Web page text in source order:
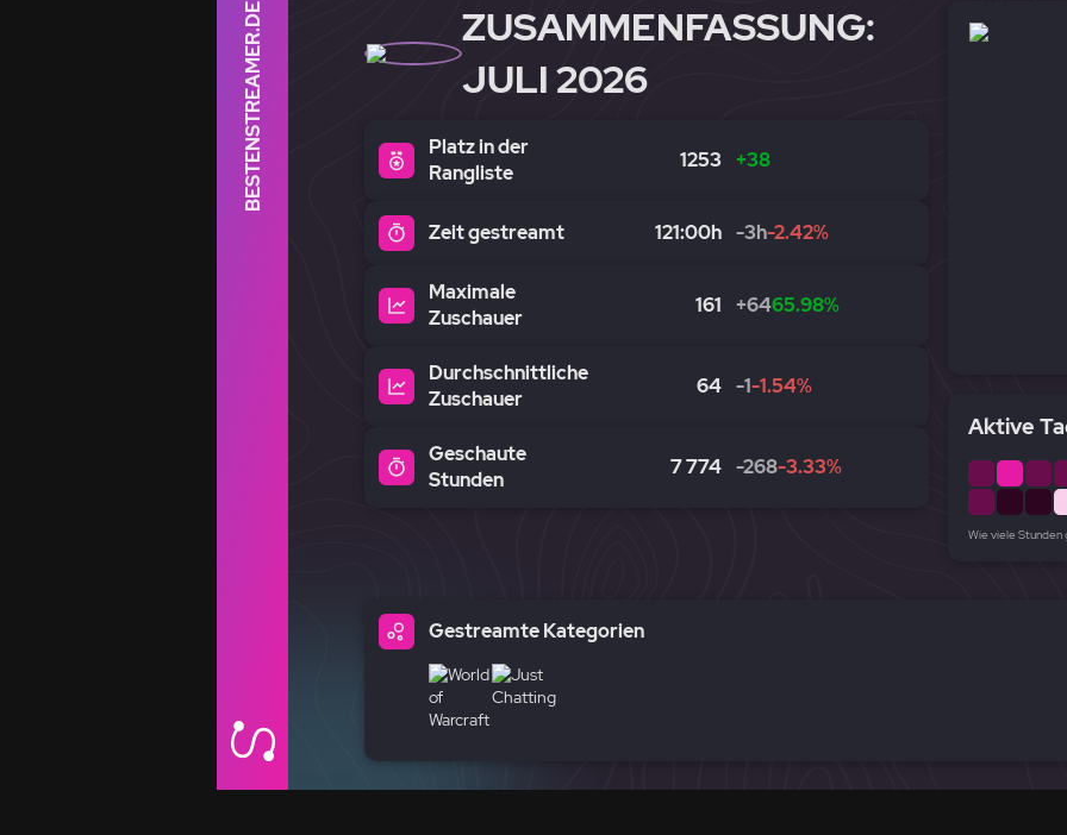
BESTENSTREAMER.DE
ZUSAMMENFASSUNG:
JULI 2026
Platz in der
Rangliste
1253 +38
Zeit gestreamt 121:00h -3h-2.42%
Maximale
Zuschauer
161 +6465.98%
Durchschnittliche
Zuschauer
64 -1-1.54%
Geschaute
Stunden
7 774 -268-3.33%
Aktive
Wie viele
Gestreamte Kategorien